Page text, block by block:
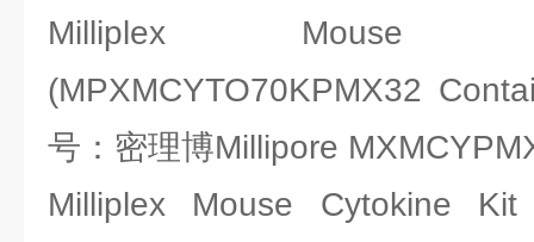
Milliplex Mouse
(MPXMCYTO70KPMX32
号：密理博Millipore
Milliplex Mouse Cytokine